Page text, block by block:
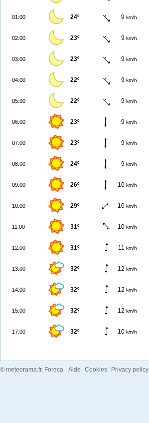
01:00 24º 9 km/h
02:00 23º 9 km/h
03:00 23º 9 km/h
04:00 22º 9 km/h
05:00 22º 9 km/h
06:00 23º 9 km/h
07:00 23º 9 km/h
08:00 24º 9 km/h
09:00 26º 10 km/h
10:00 29º 10 km/h
11:00 31º 10 km/h
12:00 31º 11 km/h
13:00 32º 12 km/h
14:00 32º 12 km/h
15:00 32º 12 km/h
17:00 32º 10 km/h
© meteorama.fr, Foreca Aide Cookies Privacy policy